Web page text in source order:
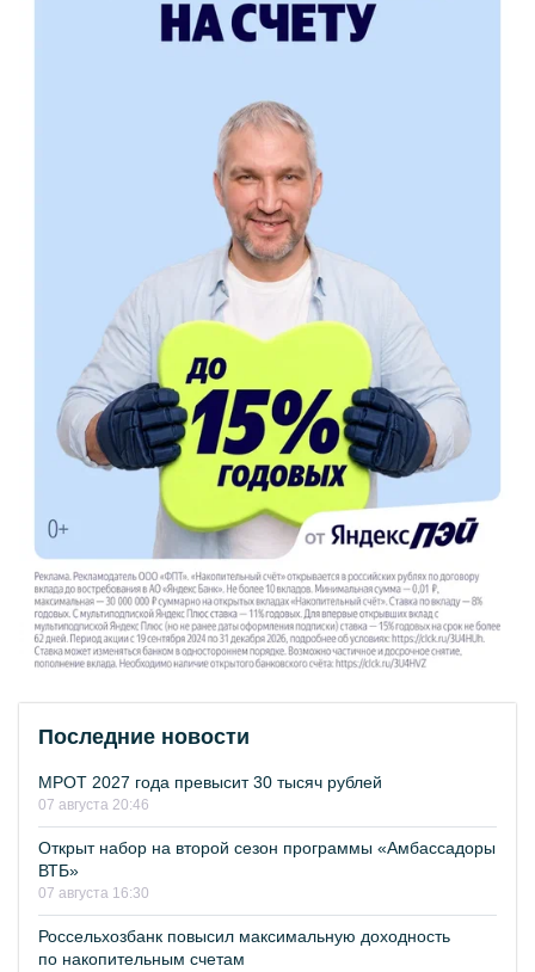
Последние новости
МРОТ 2027 года превысит 30 тысяч рублей
07 августа 20:46
Открыт набор на второй сезон программы «Амбассадоры
ВТБ»
07 августа 16:30
Россельхозбанк повысил максимальную доходность
по накопительным счетам